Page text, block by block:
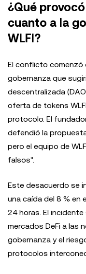
¿Qué
cuanto a la
WLFI?
El conflicto
gobernanza que
descentralizada
oferta de tokens
protocolo. El
defendió la
pero el equipo de
falsos".
Este desacuerdo se
una caída del 8 % en
24 horas. El
mercados DeFi a las
gobernanza y el
protocolos